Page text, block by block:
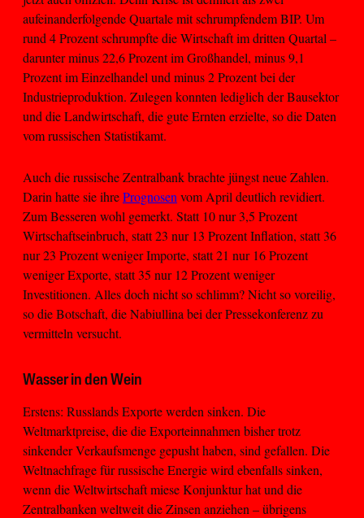
aufeinanderfolgende Quartale mit schrumpfendem BIP. Um
rund 4 Prozent schrumpfte die Wirtschaft im dritten Quartal –
darunter minus 22,6 Prozent im Großhandel, minus 9,1
Prozent im Einzelhandel und minus 2 Prozent bei der
Industrieproduktion. Zulegen konnten lediglich der Bausektor
und die Landwirtschaft, die gute Ernten erzielte, so die Daten
vom russischen Statistikamt.
Auch die russische Zentralbank brachte jüngst neue Zahlen.
Darin hatte sie ihrePrognosen vom April deutlich revidiert.
Zum Besseren wohl gemerkt. Statt 10 nur 3,5 Prozent
Wirtschaftseinbruch, statt 23 nur 13 Prozent Inflation, statt 36
nur 23 Prozent weniger Importe, statt 21 nur 16 Prozent
weniger Exporte, statt 35 nur 12 Prozent weniger
Investitionen. Alles doch nicht so schlimm? Nicht so voreilig,
so die Botschaft, die Nabiullina bei der Pressekonferenz zu
vermitteln versucht.
Wasser in den Wein
Erstens: Russlands Exporte werden sinken. Die
Weltmarktpreise, die die Exporteinnahmen bisher trotz
sinkender Verkaufsmenge gepusht haben, sind gefallen. Die
Weltnachfrage für russische Energie wird ebenfalls sinken,
wenn die Weltwirtschaft miese Konjunktur hat und die
Zentralbanken weltweit die Zinsen anziehen – übrigens